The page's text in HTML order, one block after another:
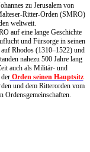
zu Jerusalem von
Ritter-Orden (SMRO)
weltweit.
auf eine lange Geschichte
und Fürsorge in seinen
Rhodos (1310–1522) und
nahezu 500 Jahre lang
auch als Militär- und
Orden seinen Hauptsitz
und dem Ritterorden vom
Ordensgemeinschaften.